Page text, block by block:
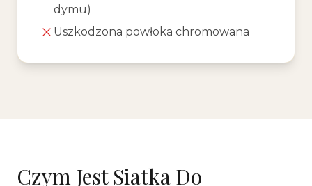
dymu)
Uszkodzona powłoka chromowana
Czym Jest Siatka Do